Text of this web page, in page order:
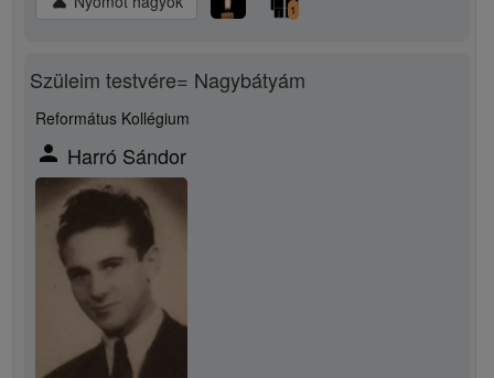
1
Szüleim testvére= Nagybátyám
Református Kollégium
person Harró Sándor